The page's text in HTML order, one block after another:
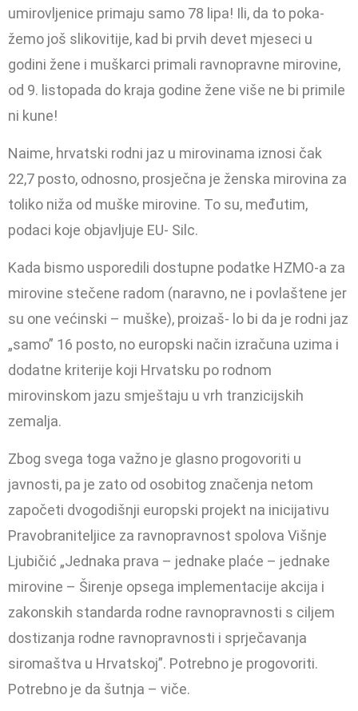
umirovljenice primaju samo 78 lipa! Ili, da to poka­
žemo još slikovitije, kad bi prvih de­vet mjeseci u
godini žene i muškarci primali ravnopravne mirovine,
od 9. listopada do kraja godine žene više ne bi primile
ni kune!
Naime, hrvatski rodni jaz u miro­vinama iznosi čak
22,7 posto, odno­sno, prosječna je ženska mirovina za
toliko niža od muške mirovine. To su, međutim,
podaci koje objavljuje EU- Silc.
Kada bismo usporedili dostupne podatke HZMO-a za
mirovine steče­ne radom (naravno, ne i povlaštene jer
su one većinski – muške), proizaš- lo bi da je rodni jaz
„samo” 16 posto, no europski način izračuna uzima i
dodatne kriterije koji Hrvatsku po rodnom
mirovinskom jazu smještaju u vrh tranzicijskih
zemalja.
Zbog svega toga važno je glasno progovoriti u
javnosti, pa je zato od osobitog značenja netom
započe­ti dvogodišnji europski projekt na inicijativu
Pravobraniteljice za rav­nopravnost spolova Višnje
Ljubičić „Jednaka prava – jednake plaće – jed­nake
mirovine – Širenje opsega im­plementacije akcija i
zakonskih stan­darda rodne ravnopravnosti s ciljem
dostizanja rodne ravnopravnosti i sprječavanja
siromaštva u Hrvatskoj”. Potrebno je progovoriti.
Potrebno je da šutnja – viče.